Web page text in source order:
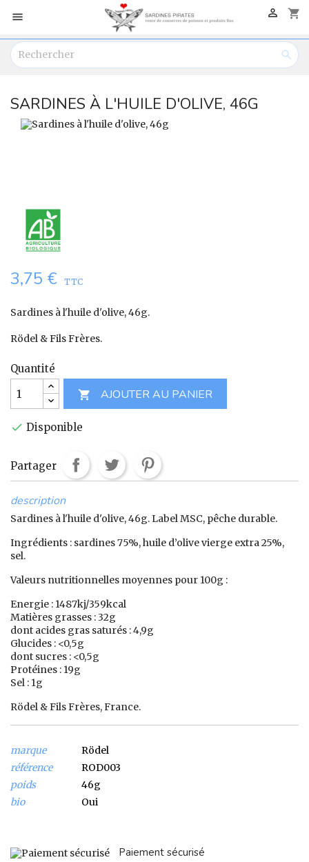
 shopping_cart


SARDINES À L'HUILE D'OLIVE, 46G
3,75 € TTC
Sardines à l'huile d'olive, 46g.
Rödel & Fils Frères.
Quantité

AJOUTER AU PANIER
 Disponible
Partager
description
Sardines à l'huile d'olive, 46g. Label MSC, pêche durable.
Ingrédients : sardines 75%, huile d’olive vierge extra 25%,
sel.
Valeurs nutritionnelles moyennes pour 100g :
Energie : 1487kj/359kcal
Matières grasses : 32g
dont acides gras saturés : 4,9g
Glucides : <0,5g
dont sucres : <0,5g
Protéines : 19g
Sel : 1g
Rödel & Fils Frères, France.
marque
Rödel
référence
ROD003
poids
46g
bio
Oui
Paiement sécurisé